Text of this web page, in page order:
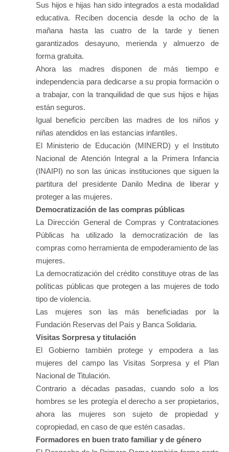
Sus hijos e hijas han sido integrados a esta modalidad
educativa. Reciben docencia desde la ocho de la
mañana hasta las cuatro de la tarde y tienen
garantizados desayuno, merienda y almuerzo de
forma gratuita.
Ahora las madres disponen de más tiempo e
independencia para dedicarse a su propia formación o
a trabajar, con la tranquilidad de que sus hijos e hijas
están seguros.
Igual beneficio perciben las madres de los niños y
niñas atendidos en las estancias infantiles.
El Ministerio de Educación (MINERD) y el Instituto
Nacional de Atención Integral a la Primera Infancia
(INAIPI) no son las únicas instituciones que siguen la
partitura del presidente Danilo Medina de liberar y
proteger a las mujeres.
Democratización de las compras públicas
La Dirección General de Compras y Contrataciones
Públicas ha utilizado la democratización de las
compras como herramienta de empoderamiento de las
mujeres.
La democratización del crédito constituye otras de las
políticas públicas que protegen a las mujeres de todo
tipo de violencia.
Las mujeres son las más beneficiadas por la
Fundación Reservas del País y Banca Solidaria.
Visitas Sorpresa y titulación
El Gobierno también protege y empodera a las
mujeres del campo las Visitas Sorpresa y el Plan
Nacional de Titulación.
Contrario a décadas pasadas, cuando solo a los
hombres se les protegía el derecho a ser propietarios,
ahora las mujeres son sujeto de propiedad y
copropiedad, en caso de que estén casadas.
Formadores en buen trato familiar y de género